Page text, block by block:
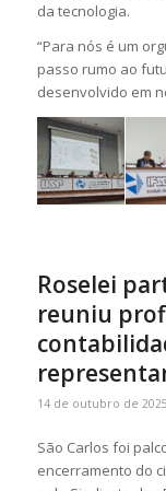
da tecnologia.
“Para nós é um
passo rumo ao
desenvolvido em
Roselei
reuniu
14 de outubro de 2025
São Carlos foi
encerramento do